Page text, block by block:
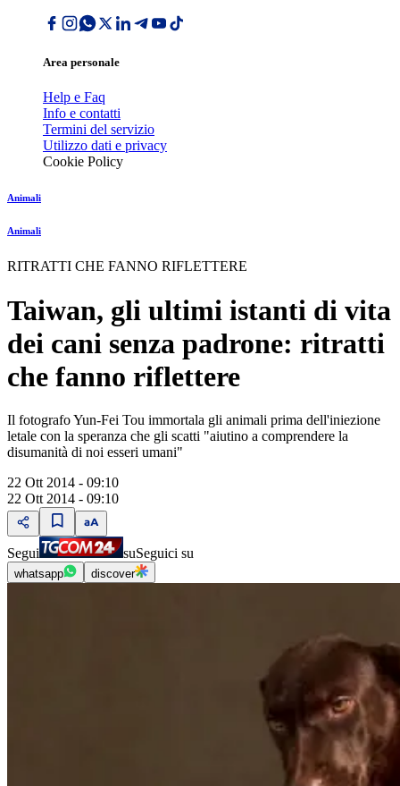
Area personale
Help e Faq
Info e contatti
Termini del servizio
Utilizzo dati e privacy
Cookie Policy
Animali
Animali
RITRATTI CHE FANNO RIFLETTERE
Taiwan, gli ultimi istanti di vita
dei cani senza padrone: ritratti
che fanno riflettere
Il fotografo Yun-Fei Tou immortala gli animali prima dell'iniezione
letale con la speranza che gli scatti "aiutino a comprendere la
disumanità di noi esseri umani"
22 Ott 2014 - 09:10
22 Ott 2014 - 09:10
Segui suSeguici su
whatsapp discover